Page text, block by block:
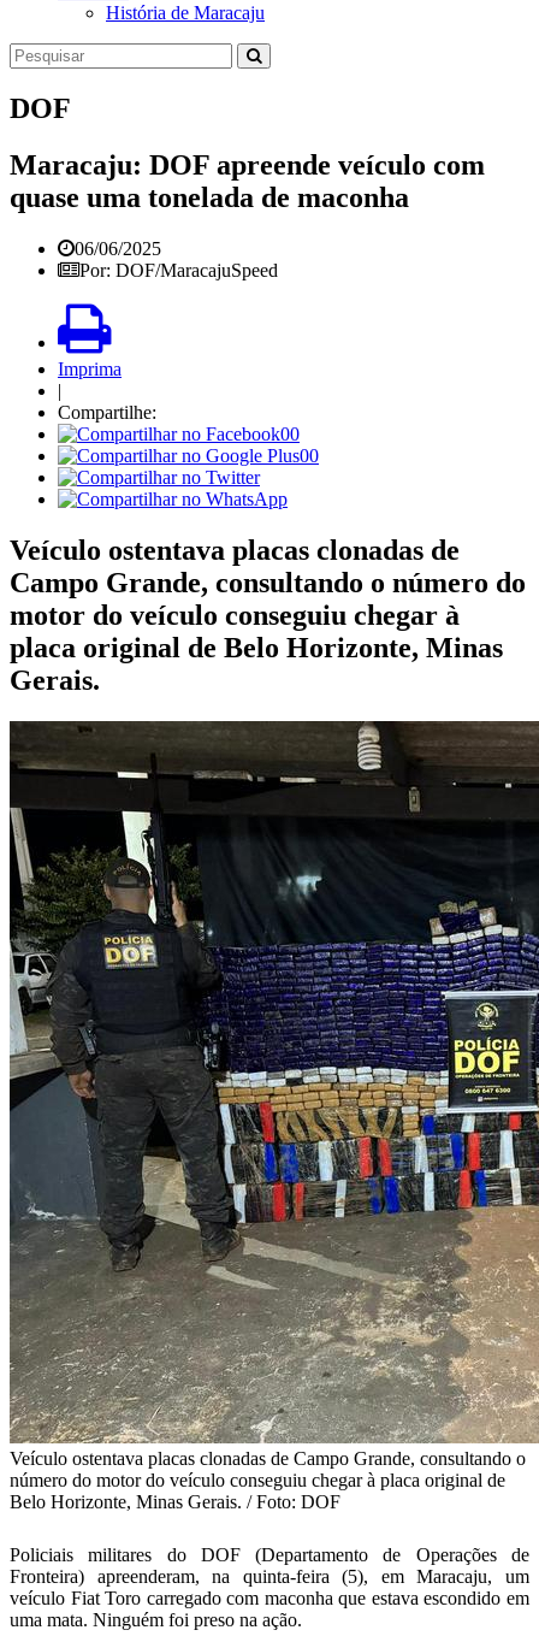
História de Maracaju
DOF
Maracaju: DOF apreende veículo com
quase uma tonelada de maconha
06/06/2025
Por: DOF/MaracajuSpeed
Imprima
|
Compartilhe:
00
00
Veículo ostentava placas clonadas de
Campo Grande, consultando o número do
motor do veículo conseguiu chegar à
placa original de Belo Horizonte, Minas
Gerais.
Veículo ostentava placas clonadas de Campo Grande, consultando o
número do motor do veículo conseguiu chegar à placa original de
Belo Horizonte, Minas Gerais. / Foto: DOF
Policiais militares do DOF (Departamento de Operações de
Fronteira) apreenderam, na quinta-feira (5), em Maracaju, um
veículo Fiat Toro carregado com maconha que estava escondido em
uma mata. Ninguém foi preso na ação.